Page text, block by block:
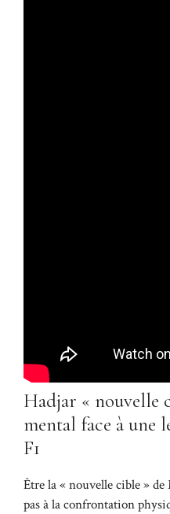
Hadjar « nouvelle
mental face à une
F1
Être la « nouvelle cible »
pas à la confrontation